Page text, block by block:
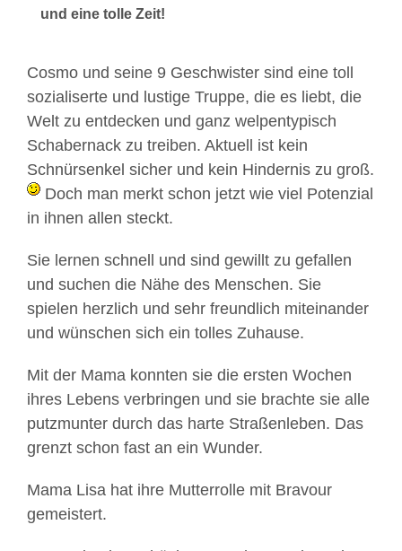
und eine tolle Zeit!
Cosmo und seine 9 Geschwister sind eine toll
sozialiserte und lustige Truppe, die es liebt, die
Welt zu entdecken und ganz welpentypisch
Schabernack zu treiben. Aktuell ist kein
Schnürsenkel sicher und kein Hindernis zu groß.
Doch man merkt schon jetzt wie viel Potenzial
in ihnen allen steckt.
Sie lernen schnell und sind gewillt zu gefallen
und suchen die Nähe des Menschen. Sie
spielen herzlich und sehr freundlich miteinander
und wünschen sich ein tolles Zuhause.
Mit der Mama konnten sie die ersten Wochen
ihres Lebens verbringen und sie brachte sie alle
putzmunter durch das harte Straßenleben. Das
grenzt schon fast an ein Wunder.
Mama Lisa hat ihre Mutterrolle mit Bravour
gemeistert.